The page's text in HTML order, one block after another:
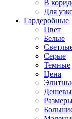
В
Для
Гардеробные
Цвет
Белые
Серые
Темные
Цена
Размеры